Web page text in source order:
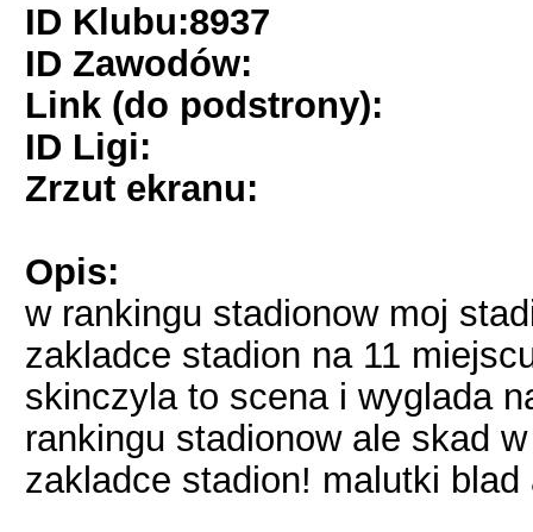
ID Klubu:8937
ID Zawodów:
Link (do podstrony):
ID Ligi:
Zrzut ekranu:
Opis:
w rankingu stadionow moj
zakladce stadion na 11
skinczyla to scena i wyglada
rankingu stadionow ale skad
zakladce stadion! malutki